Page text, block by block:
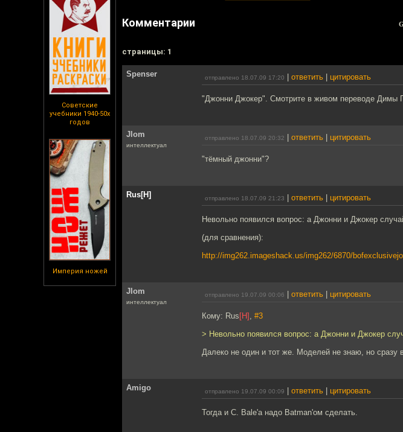
Советские
учебники 1940-50х
годов
Империя ножей
Комментарии
cтраницы: 1
Spenser отправлено 18.07.09 17:20 ответить цитировать
"Джонни Джокер". Смотрите в живом переводе Димы
Jlom
интеллектуал
отправлено 18.07.09 20:32 ответить цитировать
"тёмный джонни"?
Rus[H] отправлено 18.07.09 21:23 ответить цитировать
Невольно появился вопрос: а Джонни и Джокер
(для сравнения):
http://img262.imageshack.us/img262/6870/
Jlom
интеллектуал
отправлено 19.07.09 00:06 ответить цитировать
Кому: Rus [H] , #3
> Невольно появился вопрос: а Джонни и Джокер
Далеко не один и тот же. Моделей не знаю, но сразу
Amigo отправлено 19.07.09 00:09 ответить цитировать
Тогда и C. Bale'a надо Batman'ом сделать.